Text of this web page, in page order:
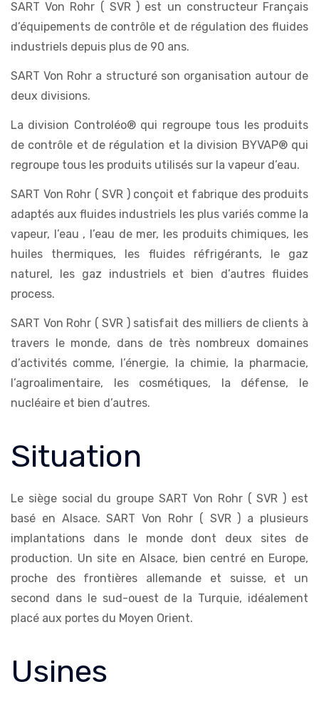
SART Von Rohr ( SVR ) est un constructeur Français
d’équipements de contrôle et de régulation des fluides
industriels depuis plus de 90 ans.
SART Von Rohr a structuré son organisation autour de
deux divisions.
La division Controléo® qui regroupe tous les produits
de contrôle et de régulation et la division BYVAP® qui
regroupe tous les produits utilisés sur la vapeur d’eau.
SART Von Rohr ( SVR ) conçoit et fabrique des produits
adaptés aux fluides industriels les plus variés comme la
vapeur, l’eau , l’eau de mer, les produits chimiques, les
huiles thermiques, les fluides réfrigérants, le gaz
naturel, les gaz industriels et bien d’autres fluides
process.
SART Von Rohr ( SVR ) satisfait des milliers de clients à
travers le monde, dans de très nombreux domaines
d’activités comme, l’énergie, la chimie, la pharmacie,
l’agroalimentaire, les cosmétiques, la défense, le
nucléaire et bien d’autres.
Situation
Le siège social du groupe SART Von Rohr ( SVR ) est
basé en Alsace. SART Von Rohr ( SVR ) a plusieurs
implantations dans le monde dont deux sites de
production. Un site en Alsace, bien centré en Europe,
proche des frontières allemande et suisse, et un
second dans le sud-ouest de la Turquie, idéalement
placé aux portes du Moyen Orient.
Usines